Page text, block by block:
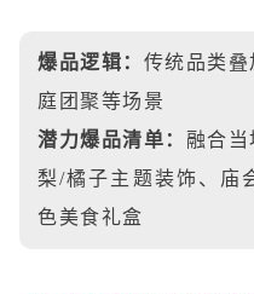
爆品逻辑： 传统品类
庭团聚等场景
潜力爆品清单： 融合
梨/橘子主题装饰、庙
色美食礼盒